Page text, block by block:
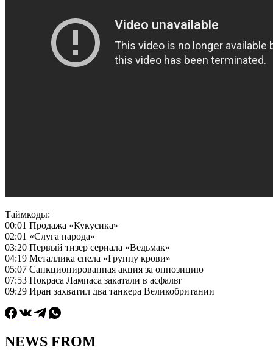
Таймкоды:
00:01 Продажа «Кукусика»
02:01 «Слуга народа»
03:20 Первый тизер сериала «Ведьмак»
04:19 Металлика спела «Группу крови»
05:07 Санкционированная акция за оппозицию
07:53 Покраса Лампаса закатали в асфальт
09:29 Иран захватил два танкера Великобритании
NEWS FROM